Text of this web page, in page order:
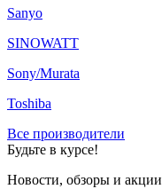
Sanyo
SINOWATT
Sony/Murata
Toshiba
Все производители
Будьте в курсе!
Новости, обзоры и акции